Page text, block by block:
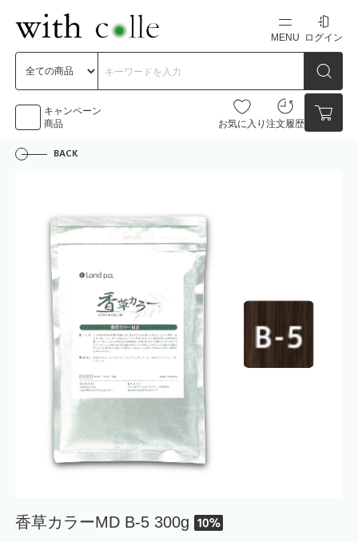
MENU
新規会員登録
ログイン
キャンペーン
商品
お気に入り 注文履歴
カートの中身を見る
BACK
香草カラーMD B-5 300g